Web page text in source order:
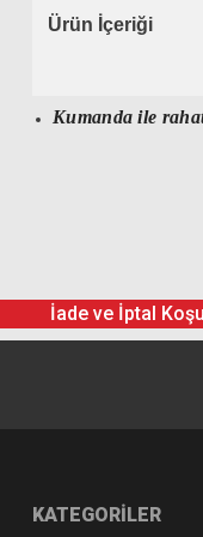
Ürün İçeriği
Kumanda ile
İade ve İptal
KATEGORİLER